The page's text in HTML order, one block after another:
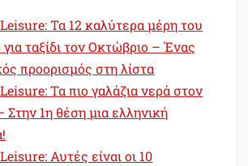
Τα 12 καλύτερα μέρη του
ταξίδι τον Οκτώβριο – Ένας
προορισμός στη λίστα
Τα πιο γαλάζια νερά στον
Στην 1η θέση μια ελληνική
Αυτές είναι οι 10